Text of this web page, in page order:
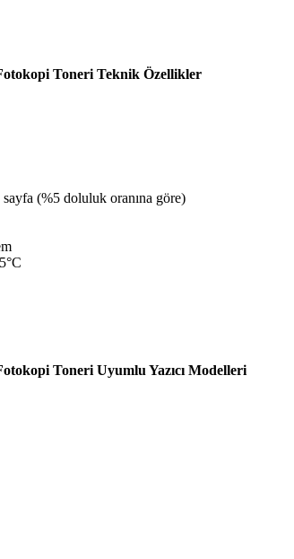
Toneri Teknik Özellikler
sayfa (%5 doluluk oranına göre)
Toneri Uyumlu Yazıcı Modelleri